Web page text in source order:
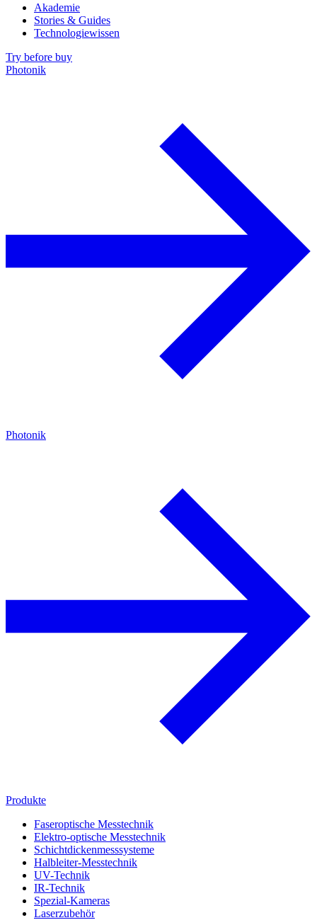
Akademie
Stories & Guides
Technologiewissen
Try before buy
Photonik
Photonik
Produkte
Faseroptische Messtechnik
Elektro-optische Messtechnik
Schichtdickenmesssysteme
Halbleiter-Messtechnik
UV-Technik
IR-Technik
Spezial-Kameras
Laserzubehör